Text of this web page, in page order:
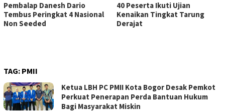
Pembalap Danesh Dario
Tembus Peringkat 4 Nasional
Non Seeded
40 Peserta Ikuti Ujian
Kenaikan Tingkat Tarung
Derajat
TAG: PMII
Ketua LBH PC PMII Kota Bogor Desak Pemkot
Perkuat Penerapan Perda Bantuan Hukum
Bagi Masyarakat Miskin